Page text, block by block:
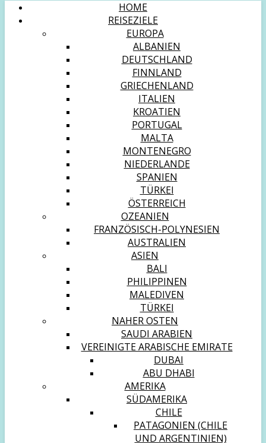
HOME
REISEZIELE
EUROPA
ALBANIEN
DEUTSCHLAND
FINNLAND
GRIECHENLAND
ITALIEN
KROATIEN
PORTUGAL
MALTA
MONTENEGRO
NIEDERLANDE
SPANIEN
TÜRKEI
ÖSTERREICH
OZEANIEN
FRANZÖSISCH-POLYNESIEN
AUSTRALIEN
ASIEN
BALI
PHILIPPINEN
MALEDIVEN
TÜRKEI
NAHER OSTEN
SAUDI ARABIEN
VEREINIGTE ARABISCHE EMIRATE
DUBAI
ABU DHABI
AMERIKA
SÜDAMERIKA
CHILE
PATAGONIEN (CHILE
UND ARGENTINIEN)